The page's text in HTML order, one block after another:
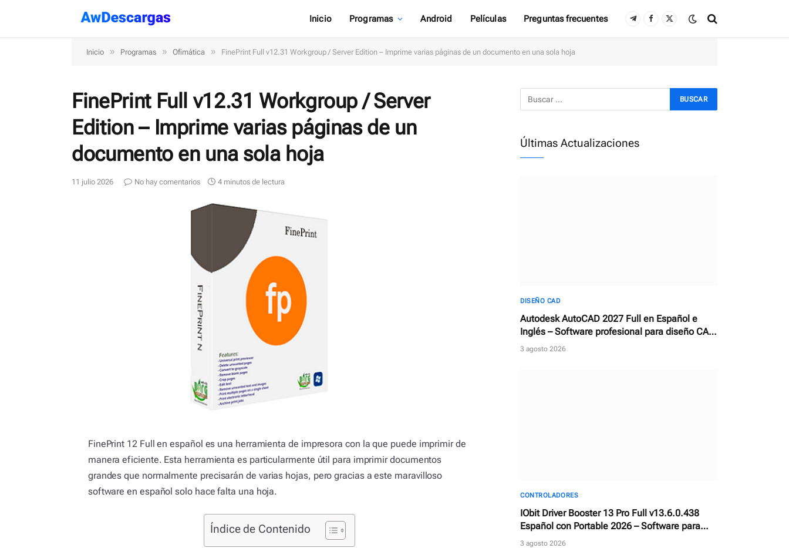
Inicio Programas Android Películas Preguntas frecuentes TelegramFacebook
X
Inicio » Programas » Ofimática » FinePrint Full v12.31 Workgroup / Server Edition – Imprime varias páginas de un documento en una sola hoja
FinePrint Full v12.31 Workgroup / Server
Edition – Imprime varias páginas de un
documento en una sola hoja
11 julio 2026 No hay comentarios 4 minutos de lectura
FinePrint 12 Full en español es una herramienta de impresora con la que puede imprimir de
manera eficiente. Esta herramienta es particularmente útil para imprimir documentos
grandes que normalmente precisarán de varias hojas, pero gracias a este maravilloso
software en español solo hace falta una hoja.
Índice de Contenido
Últimas Actualizaciones
DISEÑO CAD
Autodesk AutoCAD 2027 Full en Español e
Inglés – Software profesional para diseño CAD
en 2D y 3D
3 agosto 2026
CONTROLADORES
IObit Driver Booster 13 Pro Full v13.6.0.438
Español con Portable 2026 – Software para
descargar, reparar y actualizar controladores
3 agosto 2026